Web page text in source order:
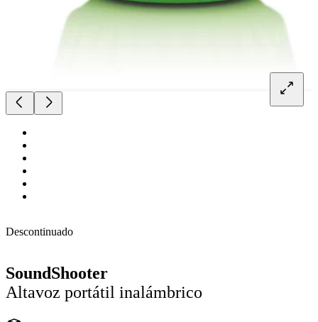
Descontinuado
SoundShooter
Altavoz portátil inalámbrico